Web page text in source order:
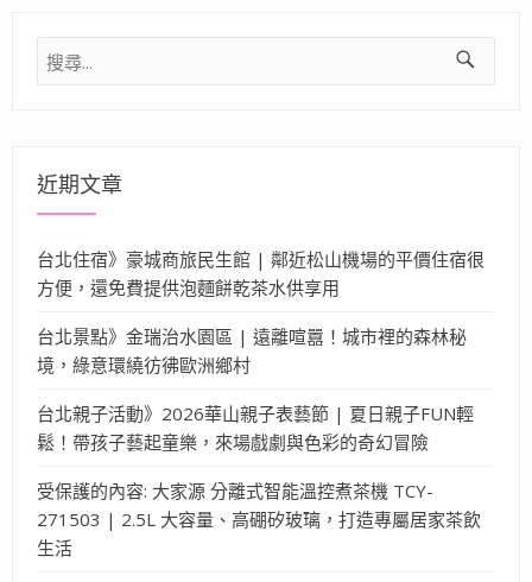
搜
尋
近期文章
台北住宿》豪城商旅民生館 | 鄰近松山機場的平價住宿很
方便，還免費提供泡麵餅乾茶水供享用
台北景點》金瑞治水園區 | 遠離喧囂！城市裡的森林秘
境，綠意環繞彷彿歐洲鄉村
台北親子活動》2026華山親子表藝節 | 夏日親子FUN輕
鬆！帶孩子藝起童樂，來場戲劇與色彩的奇幻冒險
受保護的內容: 大家源 分離式智能溫控煮茶機 TCY-
271503 | 2.5L 大容量、高硼矽玻璃，打造專屬居家茶飲
生活